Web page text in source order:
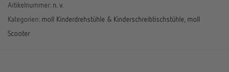
Artikelnummer: n. v.
Kategorien: moll Kinderdrehstühle & Kinderschreibtischstühle moll
Scooter